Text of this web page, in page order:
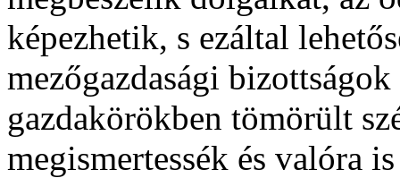
képezhetik, s ezáltal
mezőgazdasági
gazdakörökben tömörült
megismertessék és valóra